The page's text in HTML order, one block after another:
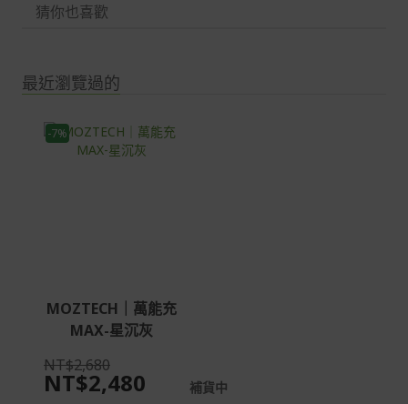
猜你也喜歡
最近瀏覽過的
-7%
MOZTECH｜萬能充
MAX-星沉灰
NT$2,480
NT$2,680
補貨中